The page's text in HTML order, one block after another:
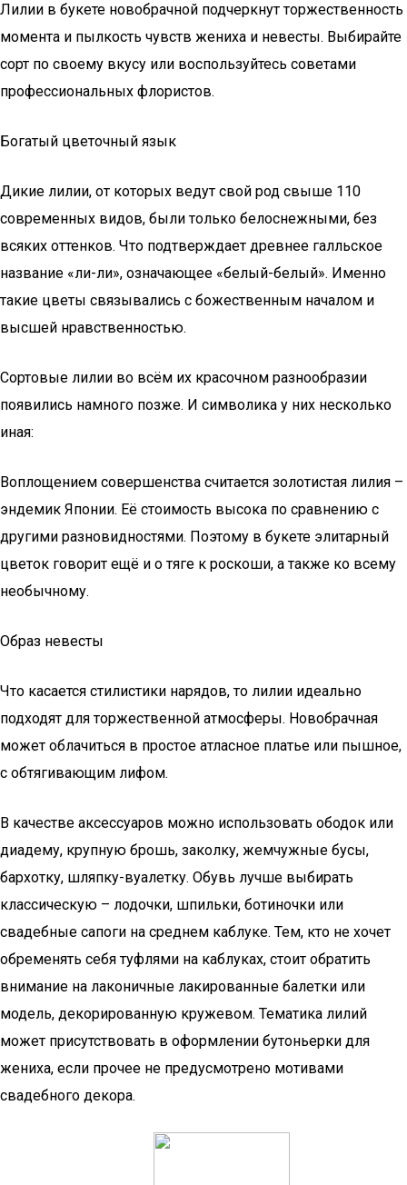
Лилии в букете новобрачной подчеркнут торжественность
момента и пылкость чувств жениха и невесты. Выбирайте
сорт по своему вкусу или воспользуйтесь советами
профессиональных флористов.
Богатый цветочный язык
Дикие лилии, от которых ведут свой род свыше 110
современных видов, были только белоснежными, без
всяких оттенков. Что подтверждает древнее галльское
название «ли-ли», означающее «белый-белый». Именно
такие цветы связывались с божественным началом и
высшей нравственностью.
Сортовые лилии во всём их красочном разнообразии
появились намного позже. И символика у них несколько
иная:
Воплощением совершенства считается золотистая лилия –
эндемик Японии. Её стоимость высока по сравнению с
другими разновидностями. Поэтому в букете элитарный
цветок говорит ещё и о тяге к роскоши, а также ко всему
необычному.
Образ невесты
Что касается стилистики нарядов, то лилии идеально
подходят для торжественной атмосферы. Новобрачная
может облачиться в простое атласное платье или пышное,
с обтягивающим лифом.
В качестве аксессуаров можно использовать ободок или
диадему, крупную брошь, заколку, жемчужные бусы,
бархотку, шляпку-вуалетку. Обувь лучше выбирать
классическую – лодочки, шпильки, ботиночки или
свадебные сапоги на среднем каблуке. Тем, кто не хочет
обременять себя туфлями на каблуках, стоит обратить
внимание на лаконичные лакированные балетки или
модель, декорированную кружевом. Тематика лилий
может присутствовать в оформлении бутоньерки для
жениха, если прочее не предусмотрено мотивами
свадебного декора.